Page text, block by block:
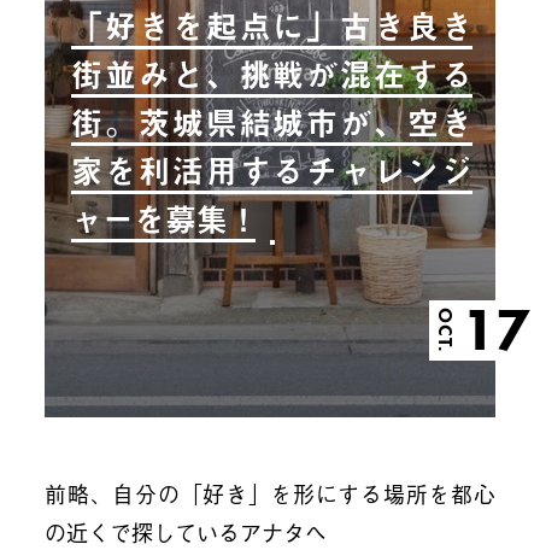
「好きを起点に」古き良き
街並みと、挑戦が混在する
街。茨城県結城市が、空き
家を利活用するチャレンジ
ャーを募集！
OCT. 17
前略、自分の「好き」を形にする場所を都心
の近くで探しているアナタへ